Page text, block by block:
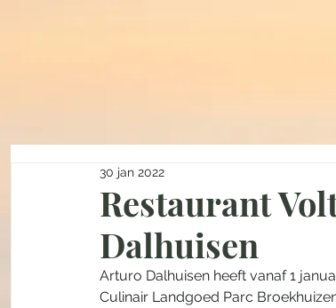
Restaurant
Dalhuisen
30 jan 2022
Arturo Dalhuisen heeft vanaf 1
Culinair Landgoed Parc